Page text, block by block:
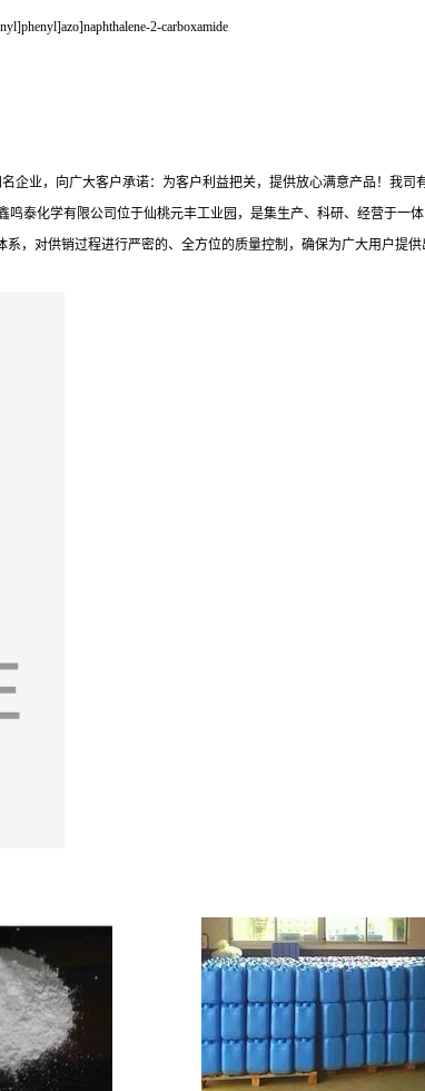
2-carboxamide
业，向广大客户承诺：为客户利益把关，提供放心满意产品！我司
泰化学有限公司位于仙桃元丰工业园，是集生产、科研、经营于一
，对供销过程进行严密的、全方位的质量控制，确保为广大用户提供